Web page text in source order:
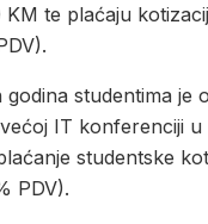
KM te plaćaju
studentima je
IT konferenciji u
studentske
PDV).